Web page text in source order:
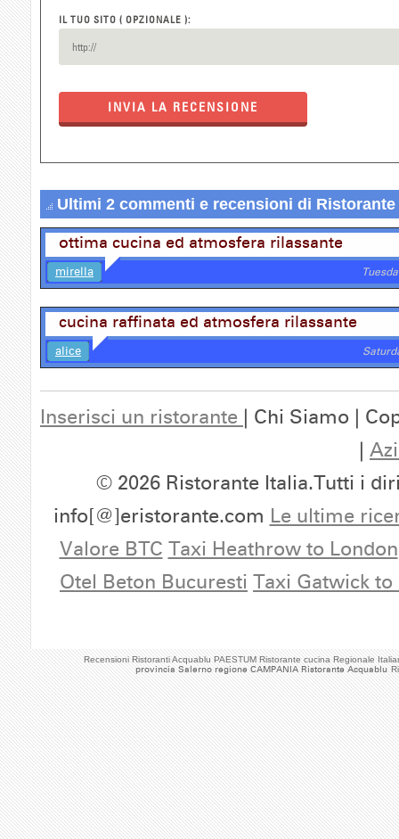
Recensioni Ristoranti Acquablu PAESTUM Ristorante cucina Regionale
provincia Salerno regione CAMPANIA Ristorante Acquablu
IL TUO SITO ( OPZIONALE ):
INVIA LA RECENSIONE
Ultimi 2 commenti e recensioni di
ottima cucina ed atmosfera rilassante
mirella
cucina raffinata ed atmosfera rilassante
alice
Inserisci un ristorante | Chi Siamo |
|
© 2026 Ristorante Italia.Tutti i
info[@]eristorante.com Le ultime
Valore BTC Taxi Heathrow to London
Otel Beton Bucuresti Taxi Gatwick to